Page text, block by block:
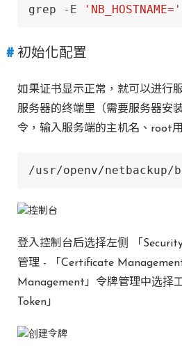
grep -E 'NB_HOSTNAME='
初始化配置
如果证书显示正常，就可以进行
服务器的终端里（需要服务器安
令，输入服务端的主机名、root
/usr/openv/netbackup/
登入控制台后选择左侧 「
管理 - 「Certificate
Management」令牌管理中选择
Token」